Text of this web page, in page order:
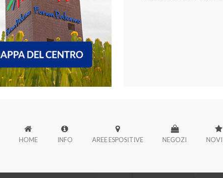
HOME INFO AREE ESPOSITIVE NEGOZI